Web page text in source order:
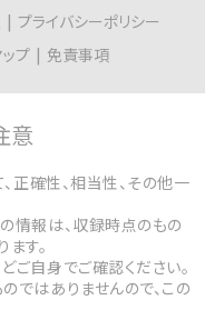
プライバシーポリシー
プ 免責事項
意
正確性、相当性、その他一
情報は、収録時点のもの
す。
ご自身でご確認ください。
ではありませんので、この